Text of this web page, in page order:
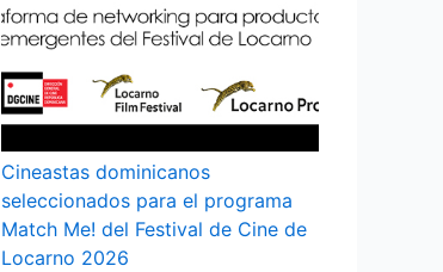
Cineastas dominicanos
seleccionados para el programa
Match Me! del Festival de Cine de
Locarno 2026